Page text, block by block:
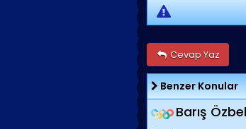
Cevap Yaz
Benzer Konular
Barış